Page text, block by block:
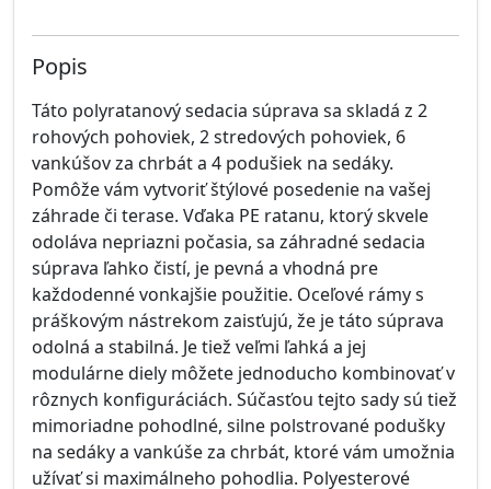
Popis
Táto polyratanový sedacia súprava sa skladá z 2
rohových pohoviek, 2 stredových pohoviek, 6
vankúšov za chrbát a 4 podušiek na sedáky.
Pomôže vám vytvoriť štýlové posedenie na vašej
záhrade či terase. Vďaka PE ratanu, ktorý skvele
odoláva nepriazni počasia, sa záhradné sedacia
súprava ľahko čistí, je pevná a vhodná pre
každodenné vonkajšie použitie. Oceľové rámy s
práškovým nástrekom zaisťujú, že je táto súprava
odolná a stabilná. Je tiež veľmi ľahká a jej
modulárne diely môžete jednoducho kombinovať v
rôznych konfiguráciách. Súčasťou tejto sady sú tiež
mimoriadne pohodlné, silne polstrované podušky
na sedáky a vankúše za chrbát, ktoré vám umožnia
užívať si maximálneho pohodlia. Polyesterové